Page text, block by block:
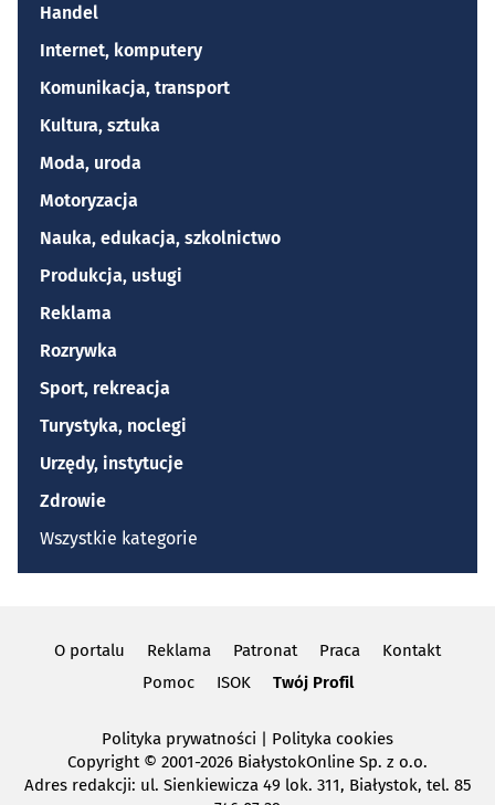
Handel
Internet, komputery
Komunikacja, transport
Kultura, sztuka
Moda, uroda
Motoryzacja
Nauka, edukacja, szkolnictwo
Produkcja, usługi
Reklama
Rozrywka
Sport, rekreacja
Turystyka, noclegi
Urzędy, instytucje
Zdrowie
Wszystkie kategorie
O portalu Reklama Patronat Praca
Kontakt
Pomoc
ISOK Twój Profil
Polityka prywatności | Polityka cookies
Copyright © 2001-2026 BiałystokOnline Sp. z o.o.
Adres redakcji: ul. Sienkiewicza 49 lok. 311, Białystok, tel. 85